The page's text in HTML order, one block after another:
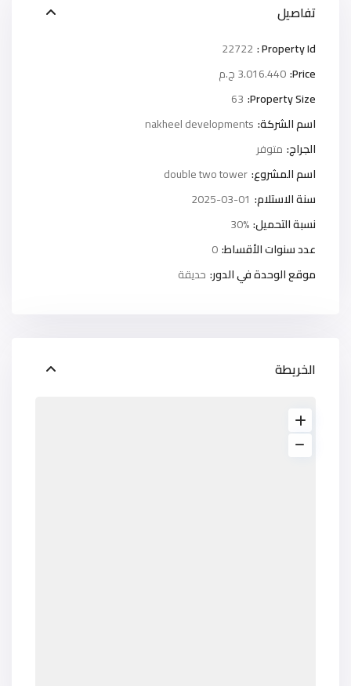
تفاصيل
Property Id :
22722
Price: 3.016.440 ج.م
Property Size:
63
اسم الشركة: nakheel developments
الجراج: متوفر
اسم المشروع:double two tower
سنة الاستلام: 2025-03-01
نسبة التحميل:30%
عدد سنوات الأقساط:0
موقع الوحدة في الدور: حديقة
الخريطة